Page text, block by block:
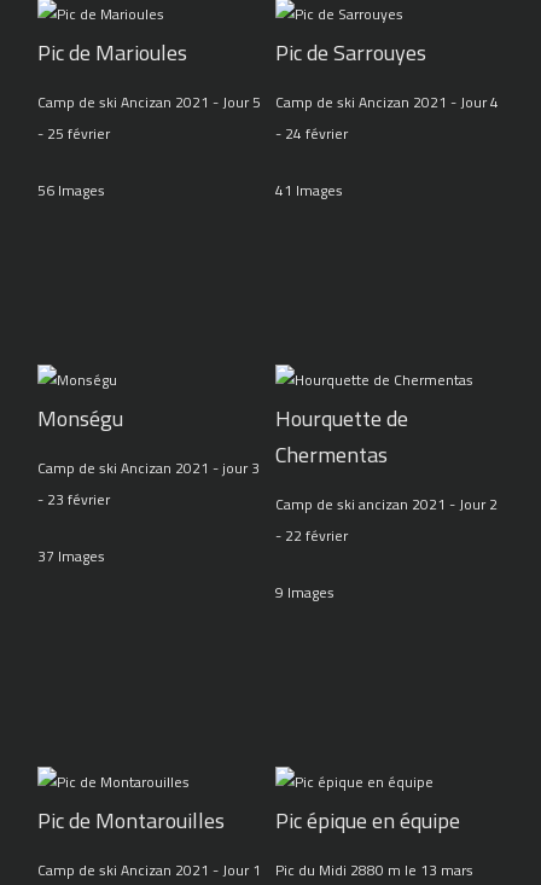
Pic de Marioules
Camp de ski Ancizan 2021 - Jour 5
- 25 février
56 Images
Pic de Sarrouyes
Camp de ski Ancizan 2021 - Jour 4
- 24 février
41 Images
Monségu
Camp de ski Ancizan 2021 - jour 3
- 23 février
37 Images
Hourquette de
Chermentas
Camp de ski ancizan 2021 - Jour 2
- 22 février
9 Images
Pic de Montarouilles
Camp de ski Ancizan 2021 - Jour 1
Pic épique en équipe
Pic du Midi 2880 m le 13 mars